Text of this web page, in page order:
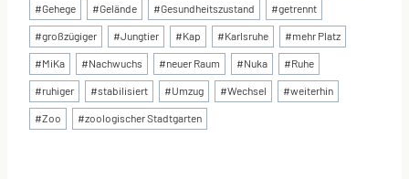
#Gehege #Gelände #Gesundheitszustand #getrennt
#großzügiger #Jungtier #Kap #Karlsruhe #mehr Platz
#MiKa #Nachwuchs #neuer Raum #Nuka #Ruhe
#ruhiger #stabilisiert #Umzug #Wechsel #weiterhin
#Zoo #zoologischer Stadtgarten